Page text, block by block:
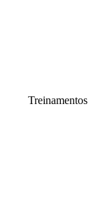
Treinamentos